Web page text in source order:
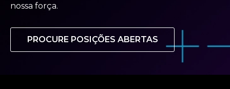
nossa força.
PROCURE POSIÇÕES ABERTAS